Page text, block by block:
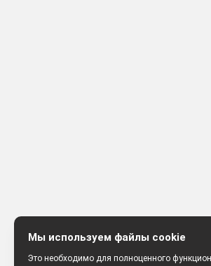
Мы используем файлы cookie
Это необходимо для полноценного